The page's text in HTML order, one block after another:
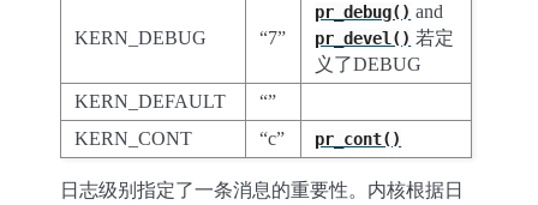
KERN_DEBUG “7”
pr_debug() and
pr_devel() 若定
义了DEBUG
KERN_DEFAULT
“”
KERN_CONT
“c” pr_cont()
日志级别指定了一条消息的重要性。内核根据日